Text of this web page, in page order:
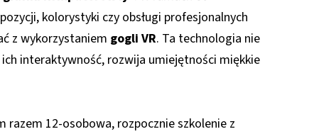
kolorystyki czy obsługi profesjonalnych
z wykorzystaniem gogli VR. Ta technologia nie
interaktywność, rozwija umiejętności miękkie
razem 12-osobowa, rozpocznie szkolenie z